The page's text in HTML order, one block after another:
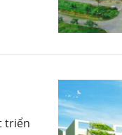
triển